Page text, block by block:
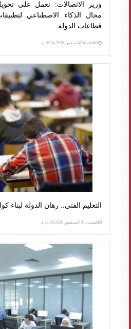
وزير الاتصالات: نعمل على
مجال الذكاء الاصطناعي
قطاعات الدولة
الثلاثاء، 04 أغسطس 2026 02:34 م
التعليم الفني.. رهان الدولة لبناء
السبت، 01 أغسطس 2026 11:50 م